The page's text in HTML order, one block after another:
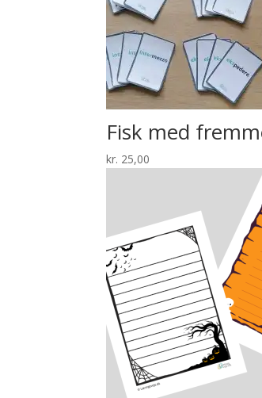
Fisk med
kr. 25,00